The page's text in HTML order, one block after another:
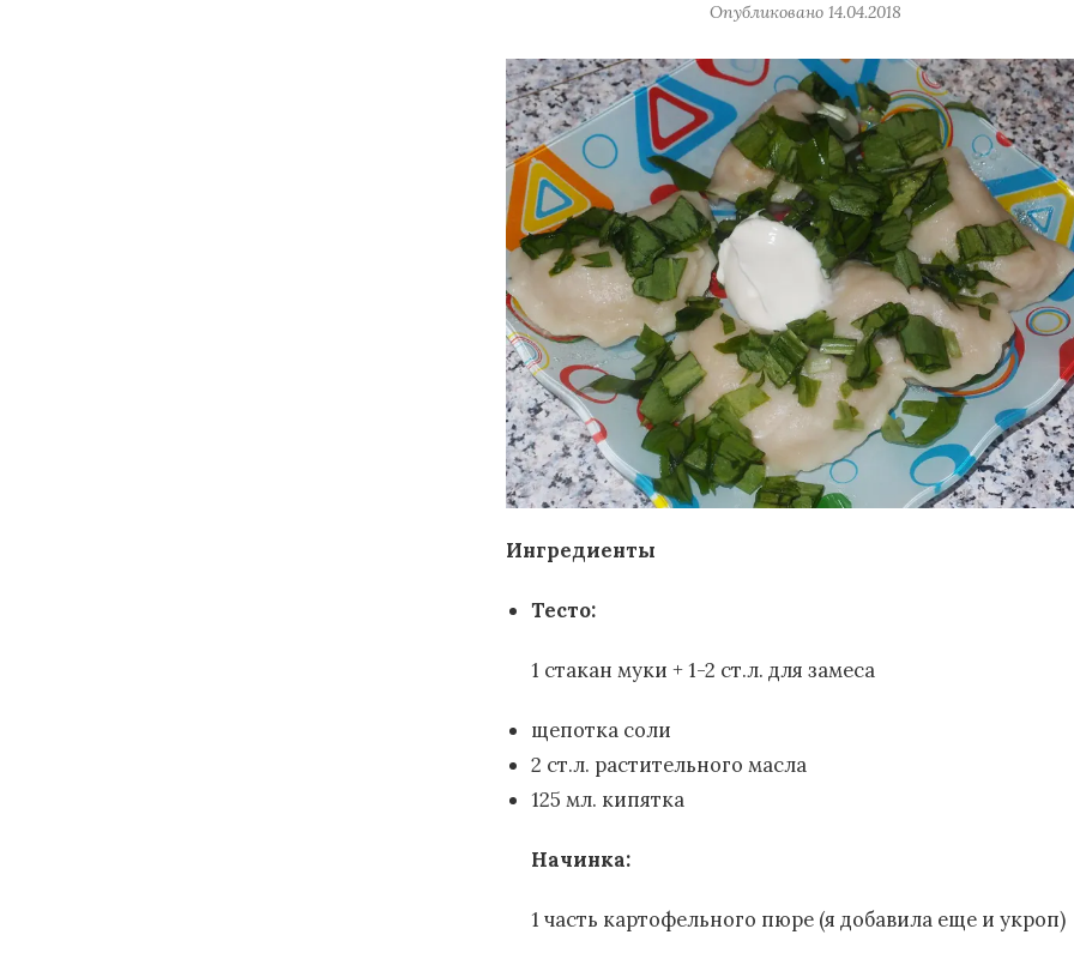
Опубликовано 14.04.2018
Ингредиенты
Тесто:
1 стакан муки + 1-2 ст.л. для замеса
щепотка соли
2 ст.л. растительного масла
125 мл. кипятка
Начинка:
1 часть картофельного пюре (я добавила еще и укроп)